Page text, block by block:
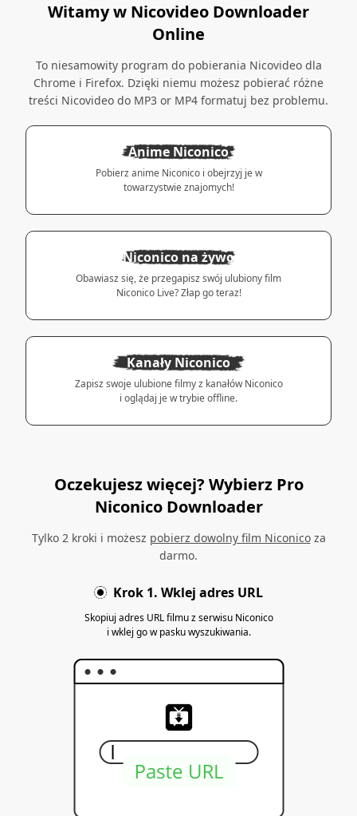
Witamy w Nicovideo Downloader
Online
To niesamowity program do pobierania Nicovideo dla
Chrome i Firefox. Dzięki niemu możesz pobierać różne
treści Nicovideo do MP3 or MP4 formatuj bez problemu.
Anime Niconico
Pobierz anime Niconico i obejrzyj je w
towarzystwie znajomych!
Niconico na żywo
Obawiasz się, że przegapisz swój ulubiony film
Niconico Live? Złap go teraz!
Kanały Niconico
Zapisz swoje ulubione filmy z kanałów Niconico
i oglądaj je w trybie offline.
Oczekujesz więcej? Wybierz Pro
Niconico Downloader
Tylko 2 kroki i możesz pobierz dowolny film Niconicoza
darmo.
Krok 1. Wklej adres URL
Skopiuj adres URL filmu z serwisu Niconico
i wklej go w pasku wyszukiwania.